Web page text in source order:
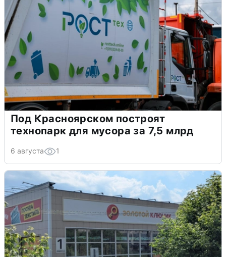
Под Красноярском построят
технопарк для мусора за 7,5 млрд
6 августа 1